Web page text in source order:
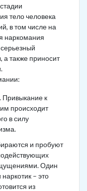
тело человека
в том числе на
наркомания
а также приносит
Привыкание к
происходит
в силу
и пробуют
Один
– это
из